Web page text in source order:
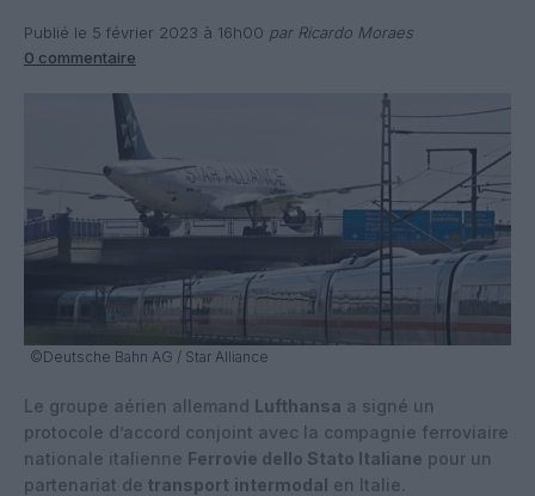
Publié le 5 février 2023 à 16h00 par Ricardo Moraes
0 commentaire
©Deutsche Bahn AG / Star Alliance
Le groupe aérien allemand Lufthansa a signé un
protocole d’accord conjoint avec la compagnie ferroviaire
nationale italienne Ferrovie dello Stato Italiane pour un
partenariat de transport intermodal en Italie.